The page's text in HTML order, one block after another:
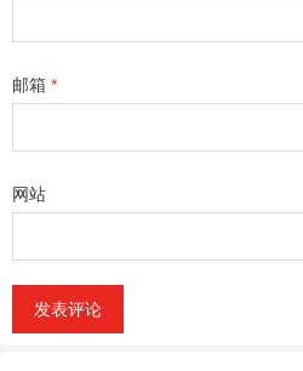
邮箱 *
网站